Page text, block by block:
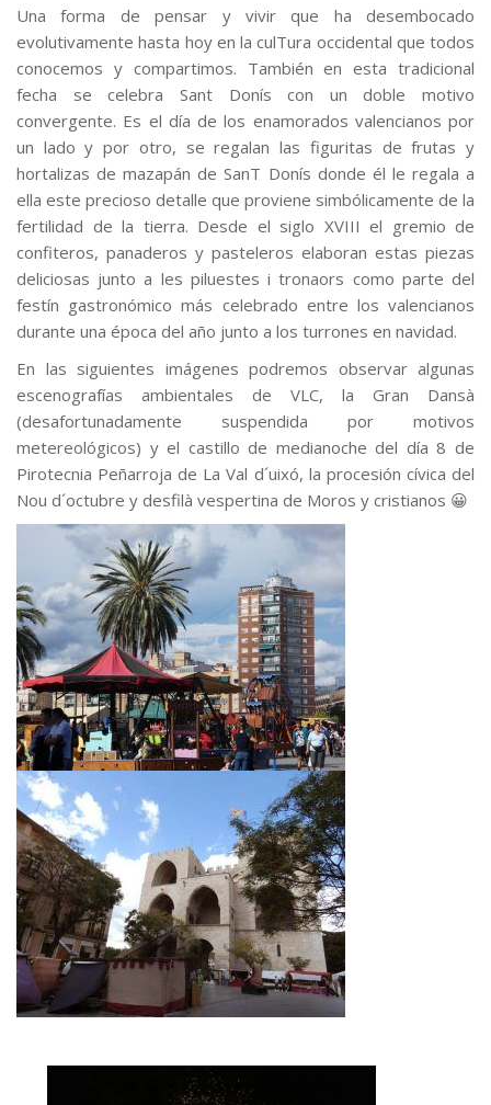
Una forma de pensar y vivir que ha desembocado
evolutivamente hasta hoy en la culTura occidental que todos
conocemos y compartimos. También en esta tradicional
fecha se celebra Sant Donís con un doble motivo
convergente. Es el día de los enamorados valencianos por
un lado y por otro, se regalan las figuritas de frutas y
hortalizas de mazapán de SanT Donís donde él le regala a
ella este precioso detalle que proviene simbólicamente de la
fertilidad de la tierra. Desde el siglo XVIII el gremio de
confiteros, panaderos y pasteleros elaboran estas piezas
deliciosas junto a les piluestes i tronaors como parte del
festín gastronómico más celebrado entre los valencianos
durante una época del año junto a los turrones en navidad.
En las siguientes imágenes podremos observar algunas
escenografías ambientales de VLC, la Gran Dansà
(desafortunadamente suspendida por motivos
metereológicos) y el castillo de medianoche del día 8 de
Pirotecnia Peñarroja de La Val d´uixó, la procesión cívica del
Nou d´octubre y desfilà vespertina de Moros y cristianos 😀